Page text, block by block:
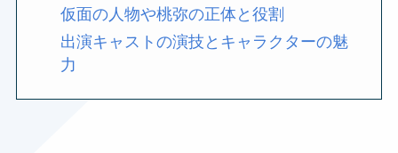
仮面の人物や桃弥の正体と役割
出演キャストの演技とキャラクターの魅
力